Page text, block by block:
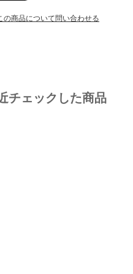
の商品について問い合わせる
チェックした商品